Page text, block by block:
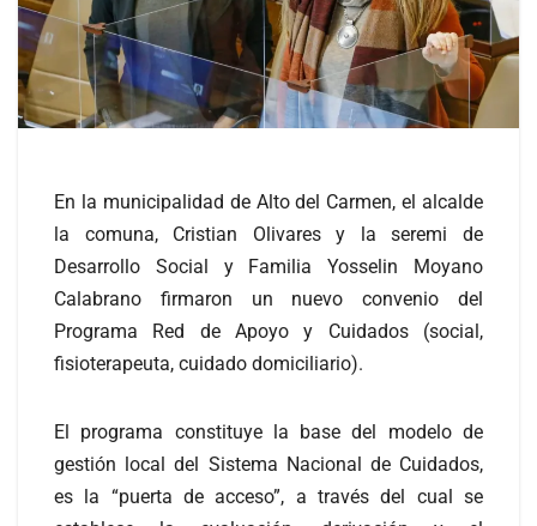
En la municipalidad de Alto del Carmen, el alcalde
la comuna, Cristian Olivares y la seremi de
Desarrollo Social y Familia Yosselin Moyano
Calabrano firmaron un nuevo convenio del
Programa Red de Apoyo y Cuidados (social,
fisioterapeuta, cuidado domiciliario).
El programa constituye la base del modelo de
gestión local del Sistema Nacional de Cuidados,
es la “puerta de acceso”, a través del cual se